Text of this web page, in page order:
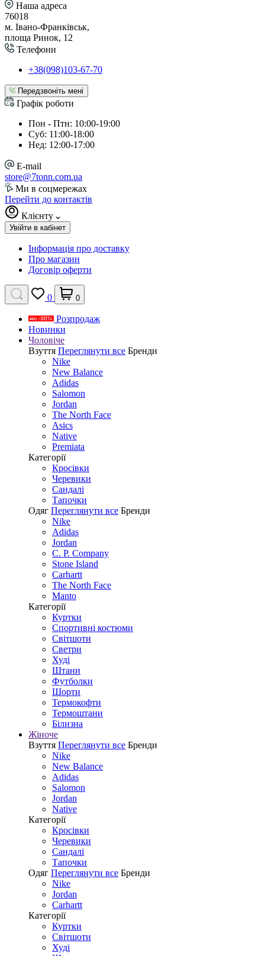
Наша адреса
76018
м. Івано-Франківськ,
площа Ринок, 12
Телефони
+38(098)103-67-70
Передзвоніть мені
Графік роботи
Пон - Птн: 10:00-19:00
Суб: 11:00-18:00
Нед: 12:00-17:00
E-mail
store@7tonn.com.ua
Ми в соцмережах
Перейти до контактів
Клієнту
Увійти в кабінет
Інформація про доставку
Про магазин
Договір оферти
0 0
Розпродаж
Новинки
Чоловіче
Взуття Переглянути все Бренди
Nike
New Balance
Adidas
Salomon
Jordan
The North Face
Asics
Native
Premiata
Категорії
Кросівки
Черевики
Сандалі
Tапочки
Одяг Переглянути все Бренди
Nike
Adidas
Jordan
C. P. Company
Stone Island
Carhartt
The North Face
Manto
Категорії
Куртки
Спортивні костюми
Світшоти
Светри
Худі
Штани
Футболки
Шорти
Термокофти
Термоштани
Білизна
Жіноче
Взуття Переглянути все Бренди
Nike
New Balance
Adidas
Salomon
Jordan
Native
Категорії
Кросівки
Черевики
Сандалі
Tапочки
Одяг Переглянути все Бренди
Nike
Jordan
Carhartt
Категорії
Куртки
Світшоти
Худі